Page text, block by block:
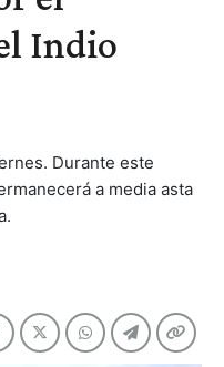
Indio
Durante este
a media asta